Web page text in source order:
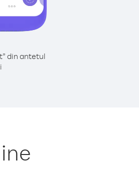
din antetul